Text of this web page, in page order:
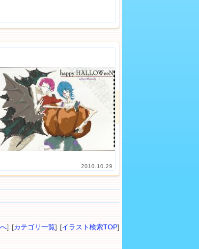
2010.10.29
] [カテゴリ一覧] [イラスト検索TOP]